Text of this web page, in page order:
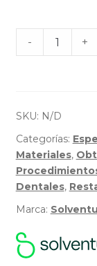
Cantidad
de
Resina
Solventum
- +
SKU: N/D
Categorías:
Materiales,
Dentales,
Marca: